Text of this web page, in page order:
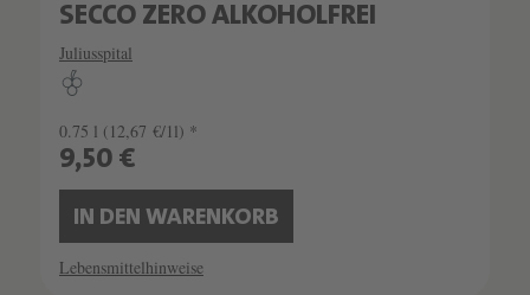
SECCO ZERO ALKOHOLFREI
Juliusspital
0.75 l (12,67 €/1l) *
9,50 €
IN DEN WARENKORB
Lebensmittelhinweise